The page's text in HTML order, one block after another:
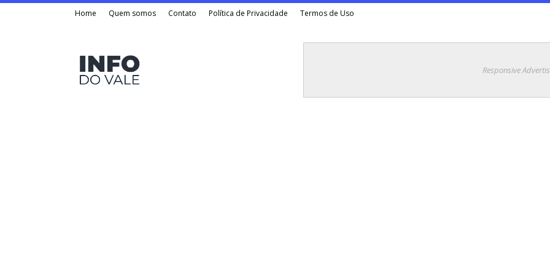
Home Quem somos Contato Política de Privacidade Termos de Uso
Responsive